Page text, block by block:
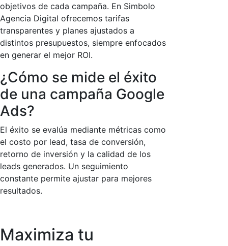
objetivos de cada campaña. En Simbolo
Agencia Digital ofrecemos tarifas
transparentes y planes ajustados a
distintos presupuestos, siempre enfocados
en generar el mejor ROI.
¿Cómo se mide el éxito
de una campaña Google
Ads?
El éxito se evalúa mediante métricas como
el costo por lead, tasa de conversión,
retorno de inversión y la calidad de los
leads generados. Un seguimiento
constante permite ajustar para mejores
resultados.
Maximiza tu